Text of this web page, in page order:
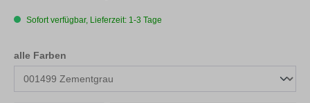
Sofort verfügbar, Lieferzeit: 1-3 Tage
alle Farben